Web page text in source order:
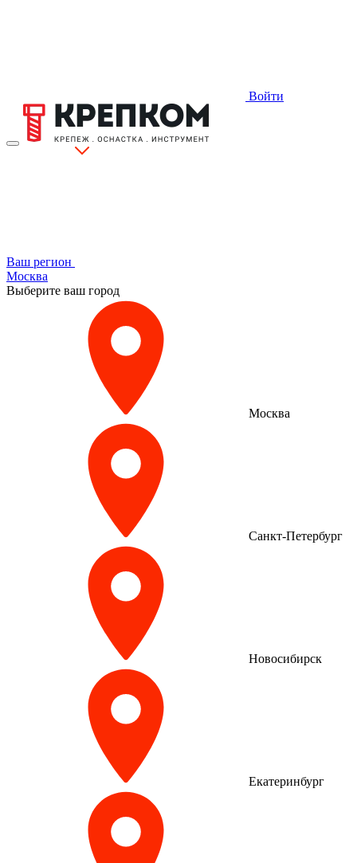
Войти
Ваш регион
Москва
Выберите ваш город
Москва
Санкт-Петербург
Новосибирск
Екатеринбург